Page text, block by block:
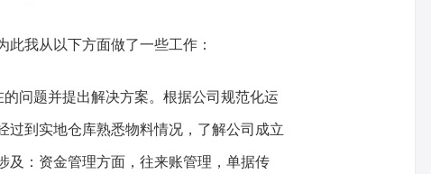
我从以下方面做了一些工作：
题并提出解决方案。根据公司规范化运
过到实地仓库熟悉物料情况，了解公司成立
及：资金管理方面，往来账管理，单据传